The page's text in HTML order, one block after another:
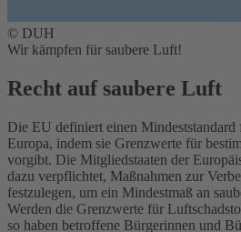
© DUH
Wir kämpfen für saubere Luft!
Recht auf saubere Luft
Die EU definiert einen
Europa, indem sie Grenzwerte für
vorgibt. Die Mitgliedstaaten der
dazu verpflichtet, Maßnahmen zur
festzulegen, um ein Mindestmaß an
Werden die Grenzwerte für
so haben betroffene Bürgerinnen und